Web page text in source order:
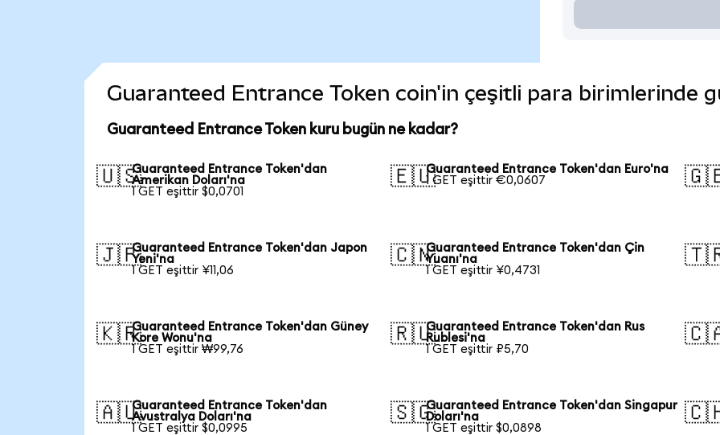
Guaranteed Entrance Token coin'in çeşitli para birimlerinde
Guaranteed Entrance Token kuru bugün ne kadar?
🇺🇸Guaranteed Entrance Token'dan
Amerikan Doları'na
1 GET eşittir $0,0701
🇪🇺Guaranteed Entrance Token'dan Euro'na
1 GET eşittir €0,0607
🇯🇵Guaranteed Entrance Token'dan Japon
Yeni'na
1 GET eşittir ¥11,06
🇨🇳Guaranteed Entrance Token'dan Çin
Yuanı'na
1 GET eşittir ¥0,4731
🇰🇷Guaranteed Entrance Token'dan Güney
Kore Wonu'na
1 GET eşittir ₩99,76
🇷🇺Guaranteed Entrance Token'dan Rus
Rublesi'na
1 GET eşittir ₽5,70
🇦🇺Guaranteed Entrance Token'dan
Avustralya Doları'na
1 GET eşittir $0,0995
🇸🇬Guaranteed Entrance Token'dan Singapur
Doları'na
1 GET eşittir $0,0898